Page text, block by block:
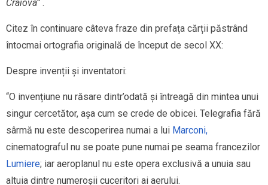
Craiova” .
Citez în continuare câteva fraze din prefața cărții păstrând
întocmai ortografia originală de început de secol XX:
Despre invenții și inventatori:
“O invențiune nu răsare dintr’odată și întreagă din mintea unui
singur cercetător, așa cum se crede de obicei. Telegrafia fără
sârmă nu este descoperirea numai a lui Marconi,
cinematograful nu se poate pune numai pe seama francezilor
Lumiere; iar aeroplanul nu este opera exclusivă a unuia sau
altuia dintre numeroșii cuceritori ai aerului.